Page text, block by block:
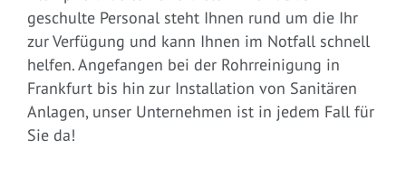
geschulte Personal steht Ihnen rund um die Ihr
zur Verfügung und kann Ihnen im Notfall schnell
helfen. Angefangen bei der Rohrreinigung in
Frankfurt bis hin zur Installation von Sanitären
Anlagen, unser Unternehmen ist in jedem Fall für
Sie da!